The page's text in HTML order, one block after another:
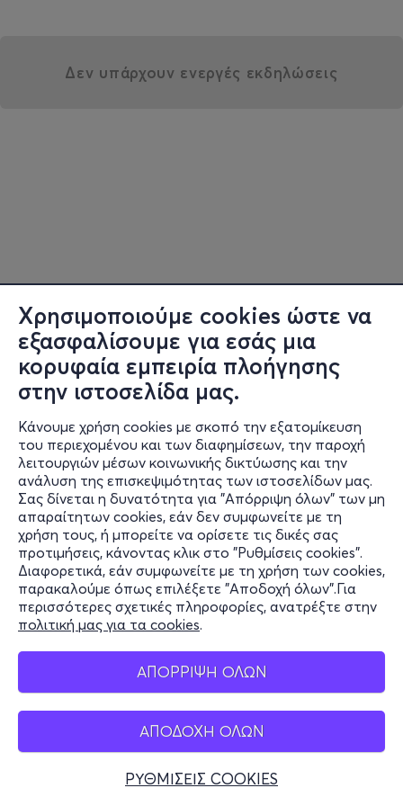
Χρησιμοποιούμε cookies ώστε να
εξασφαλίσουμε για εσάς μια
κορυφαία εμπειρία πλοήγησης
στην ιστοσελίδα μας.
Κάνουμε χρήση cookies με σκοπό την εξατομίκευση
του περιεχομένου και των διαφημίσεων, την παροχή
λειτουργιών μέσων κοινωνικής δικτύωσης και την
ανάλυση της επισκεψιμότητας των ιστοσελίδων μας.
Σας δίνεται η δυνατότητα για "Απόρριψη όλων" των μη
απαραίτητων cookies, εάν δεν συμφωνείτε με τη
χρήση τους, ή μπορείτε να ορίσετε τις δικές σας
προτιμήσεις, κάνοντας κλικ στο "Ρυθμίσεις cookies".
Διαφορετικά, εάν συμφωνείτε με τη χρήση των cookies,
παρακαλούμε όπως επιλέξετε "Αποδοχή όλων".Για
περισσότερες σχετικές πληροφορίες, ανατρέξτε στην
πολιτική μας για τα cookies.
ΑΠΟΡΡΙΨΗ ΟΛΩΝ
ΑΠΟΔΟΧΗ ΟΛΩΝ
ΡΥΘΜΙΣΕΙΣ COOKIES
Δεν υπάρχουν ενεργές εκδηλώσεις